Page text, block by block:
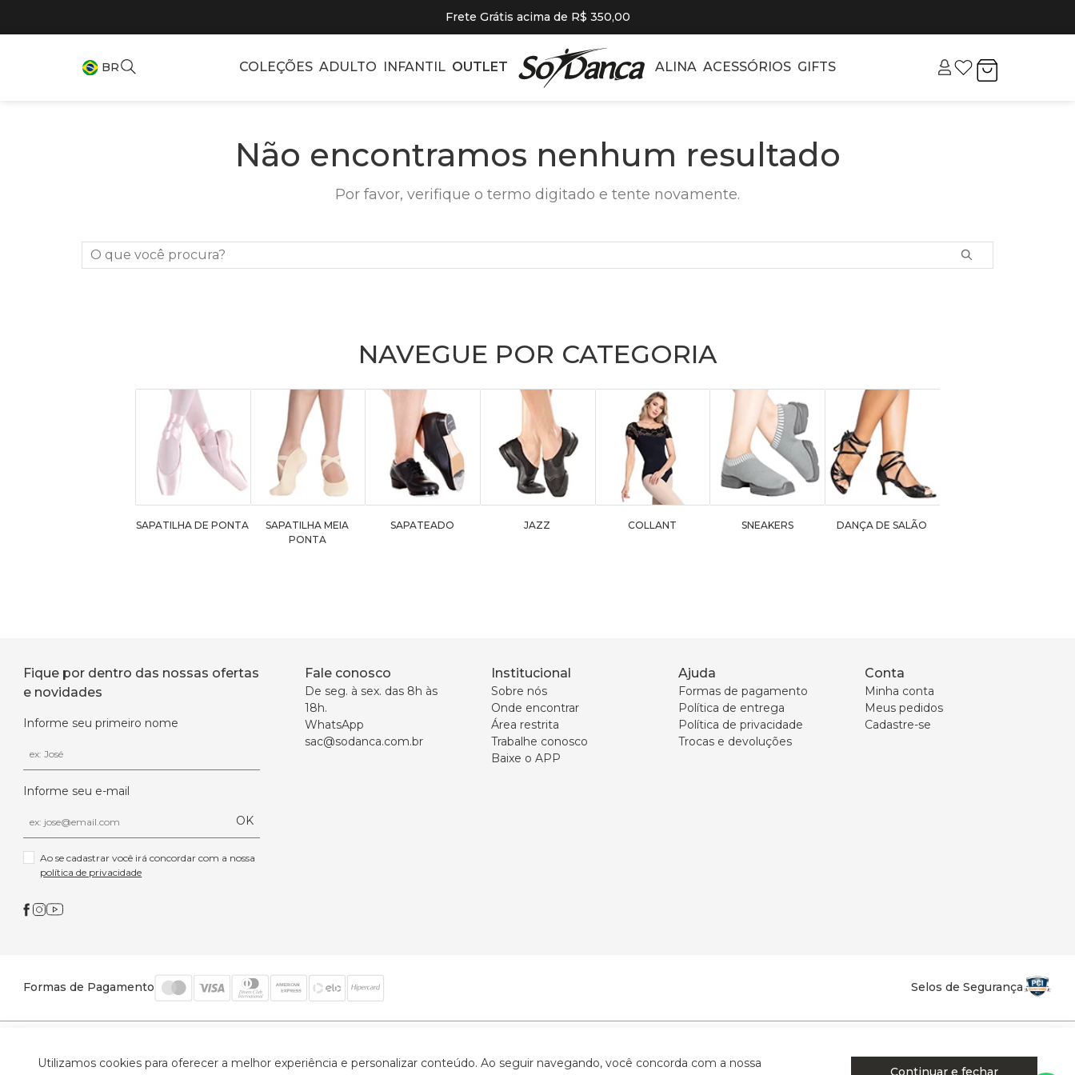
Frete Grátis acima de R$ 350,00
BR COLEÇÕES ADULTO INFANTIL OUTLET ALINA ACESSÓRIOS GIFTS
Não encontramos nenhum resultado
Por favor, verifique o termo digitado e tente novamente.
O que você procura?
NAVEGUE POR CATEGORIA
SAPATILHA DE PONTA
SAPATILHA MEIA
PONTA
SAPATEADO JAZZ COLLANT SNEAKERS DANÇA DE SALÃO
Fique por dentro das nossas ofertas
e novidades
Informe seu primeiro nome
Informe seu e-mail
OK
política de privacidade
Fale conosco
De seg. à sex. das 8h às
18h.
WhatsApp
sac@sodanca.com.br
Institucional
Sobre nós
Onde encontrar
Área restrita
Trabalhe conosco
Baixe o APP
Ajuda
Formas de pagamento
Política de entrega
Política de privacidade
Trocas e devoluções
Conta
Minha conta
Meus pedidos
Cadastre-se
Formas de Pagamento Selos de Segurança
Utilizamos cookies para oferecer a melhor experiência e personalizar conteúdo. Ao seguir navegando, você concorda com a nossa
Continuar e fechar